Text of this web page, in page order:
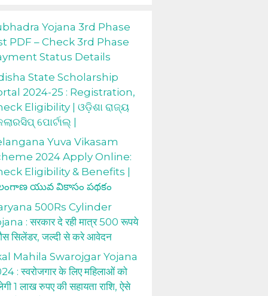
Yojana 3rd Phase
PDF – Check 3rd Phase
Status Details
State Scholarship
2024-25 : Registration,
Eligibility | ଓଡ଼ିଶା ରାଜ୍ୟ
ପୋର୍ଟାଲ୍ |
Yuva Vikasam
2024 Apply Online:
Eligibility & Benefits |
యువ వికాసం పథకం
500Rs Cylinder
: सरकार दे रही मात्र 500 रूपये
सिलेंडर, जल्दी से करे आवेदन
Mahila Swarojgar Yojana
: स्वरोजगार के लिए महिलाओं को
1 लाख रुपए की सहायता राशि, ऐसे